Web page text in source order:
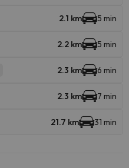
2.1 km 5 min
2.2 km 5 min
2.3 km 6 min
2.3 km 7 min
21.7 km 31 min